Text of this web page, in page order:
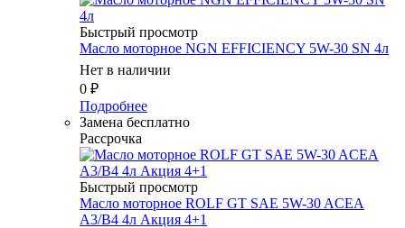
Быстрый просмотр
Масло мотоpное NGN EFFICIENCY 5W-30 SN 4л
Нет в наличии
0 ₽
Подробнее
Замена бесплатно
Рассрочка
Быстрый просмотр
Масло мотоpное ROLF GT SAE 5W-30 ACEA
A3/B4 4л Акция 4+1